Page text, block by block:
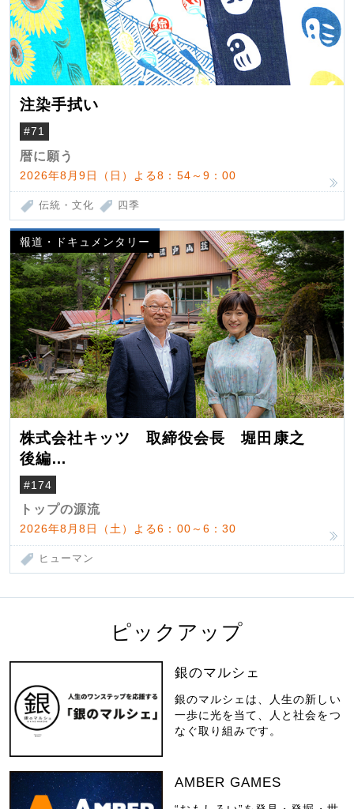
注染手拭い
#71
暦に願う
2026年8月9日（日）よる8：54～9：00
伝統・文化 四季
報道・ドキュメンタリー
株式会社キッツ 取締役会長 堀田康之
後編
米国駐在でも浮かんだ八ヶ岳 山小屋を営
んだ父母
#174
トップの源流
2026年8月8日（土）よる6：00～6：30
ヒューマン
ピックアップ
銀のマルシェ
銀のマルシェは、人生の新しい
一歩に光を当て、人と社会をつ
なぐ取り組みです。
AMBER GAMES